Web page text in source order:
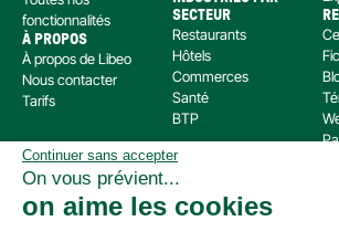
Libeo, société par actions simplifiée immatriculée au RCS de
est situé au 112 Avenue de Paris, 94300 Vincennes, est
pour le Registre Unique des Intermédiaires en assurance,
fonctionnalités
À PROPOS
À propos de Libeo
Nous contacter
Tarifs
SECTEUR
Restaurants
Hôtels
Commerces
Santé
BTP
Continuer sans accepter
On vous prévient...
on aime les cookies